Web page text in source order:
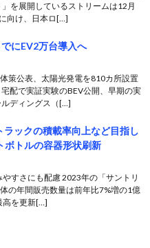
を展開しているストリームは12月
向け、日本ロ[…]
にEV2万台導入へ
策公表、太陽光発電を810カ所設置
配で実証実験のBEV公開、早期の実
ディングス（[…]
ラックの積載率向上など目指し
ボトルの容器形状刷新
すさにも配慮 2023年の「サントリ
の年間販売数量は前年比7%増の1億
高を更新[…]